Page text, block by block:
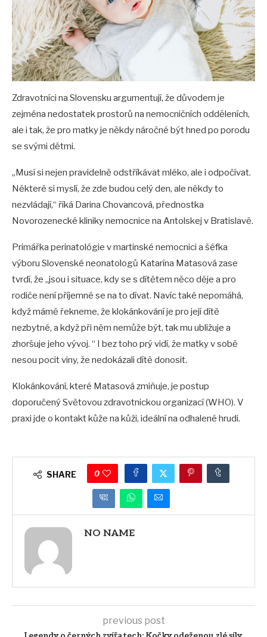
Zdravotníci na Slovensku argumentují, že důvodem je
zejména nedostatek prostorů na nemocničních odděleních,
ale i tak, že pro matky je někdy náročné být hned po porodu
se svými dětmi.
„Musí si nejen pravidelně odstříkávat mléko, ale i odpočívat.
Některé si myslí, že zde budou celý den, ale někdy to
nezvládají,“ říká Darina Chovancová, přednostka
Novorozenecké kliniky nemocnice na Antolskej v Bratislavě.
Primářka perinatológie v martinské nemocnici a šéfka
výboru Slovenské neonatologů Katarína Matasová zase
tvrdí, že „jsou i situace, kdy se s dítětem něco děje a pro
rodiče není příjemné se na to dívat. Navíc také nepomáhá,
když mámě řekneme, že klokánkování je pro její dítě
nezbytné, a když při něm nemůže být, tak mu ubližuje a
zhoršuje jeho vývoj. “ I bez toho prý vidí, že matky v sobě
nesou pocit viny, že nedokázali dítě donosit.
Klokánkování, které Matasová zmiňuje, je postup
doporučený Světovou zdravotnickou organizací (WHO). V
praxi jde o kontakt kůže na kůži, ideální na odhalené hrudi.
SHARE 0
NO NAME
previous post